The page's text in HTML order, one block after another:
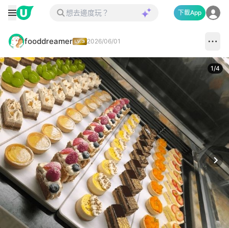
下載App
fooddreamer 2026/06/01
1/4